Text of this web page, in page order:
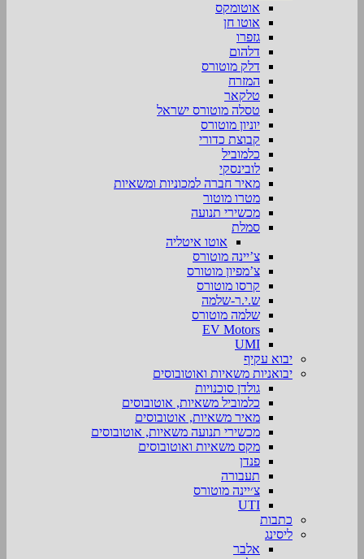
אוטומקס
אוטו חן
גזפרו
דלהום
דלק מוטורס
המזרח
טלקאר
טסלה מוטורס ישראל
יוניון מוטורס
קבוצת כדורי
כלמוביל
לובינסקי
מאיר חברה למכוניות ומשאיות
מטרו מוטור
מכשירי תנועה
סמלת
אוטו איטליה
צ’יינה מוטורס
צ’מפיון מוטורס
קרסו מוטורס
ש.י.ר-שלמה
שלמה מוטורס
EV Motors
UMI
יבוא עקיף
יבואניות משאיות ואוטובוסים
גולדן סוכנויות
כלמוביל משאיות, אוטובוסים
מאיר משאיות, אוטובוסים
מכשירי תנועה משאיות, אוטובוסים
מקס משאיות ואוטובוסים
פנדן
תעבורה
צ׳יינה מוטורס
UTI
כתבות
ליסינג
אלבר